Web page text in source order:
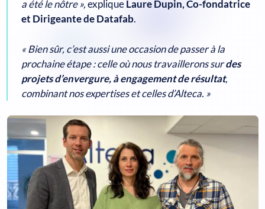
a été le nôtre »,expliqueLaure Dupin, Co-fondatrice
et Dirigeante de Datafab.
« Bien sûr, c’est aussi une occasion de passer à la
prochaine étape : celle où nous travaillerons surdes
projets d’envergure, à engagement de résultat,
combinant nos expertises et celles d’Alteca. »